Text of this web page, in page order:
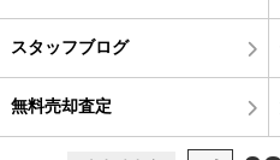
スタッフブログ
無料売却査定